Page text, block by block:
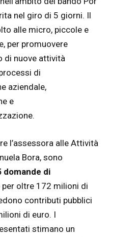
nel giro di 5 giorni. Il
alle micro, piccole e
per promuovere
di nuove attività
di
aziendale,
e
l’assessora alle Attività
Bora, sono
domande di
per oltre 172 milioni di
contributi pubblici
di euro. I
stimano un